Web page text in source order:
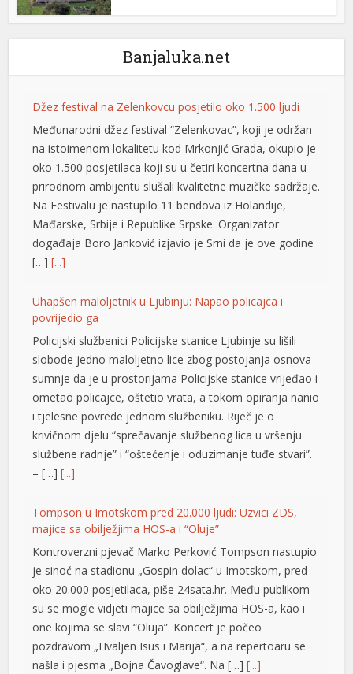
Banjaluka.net
Džez festival na Zelenkovcu posjetilo oko 1.500 ljudi
Međunarodni džez festival “Zelenkovac”, koji je održan
na istoimenom lokalitetu kod Mrkonjić Grada, okupio je
oko 1.500 posjetilaca koji su u četiri koncertna dana u
prirodnom ambijentu slušali kvalitetne muzičke sadržaje.
Na Festivalu je nastupilo 11 bendova iz Holandije,
Mađarske, Srbije i Republike Srpske. Organizator
događaja Boro Јanković izjavio je Srni da je ove godine
[…][...]
Uhapšen maloljetnik u Ljubinju: Napao policajca i
povrijedio ga
Policijski službenici Policijske stanice Ljubinje su lišili
slobode jedno maloljetno lice zbog postojanja osnova
sumnje da je u prostorijama Policijske stanice vrijeđao i
ometao policajce, oštetio vrata, a tokom opiranja nanio
i tjelesne povrede jednom službeniku. Riječ je o
krivičnom djelu “sprečavanje službenog lica u vršenju
službene radnje” i “oštećenje i oduzimanje tuđe stvari”.
– […][...]
Tompson u Imotskom pred 20.000 ljudi: Uzvici ZDS,
majice sa obilježjima HOS-a i “Oluje”
Kontroverzni pjevač Marko Perković Tompson nastupio
je sinoć na stadionu „Gospin dolac“ u Imotskom, pred
oko 20.000 posjetilaca, piše 24sata.hr. Među publikom
su se mogle vidjeti majice sa obilježjima HOS-a, kao i
one kojima se slavi “Oluja”. Koncert je počeo
pozdravom „Hvaljen Isus i Marija“, a na repertoaru se
našla i pjesma „Bojna Čavoglave“. Na […][...]